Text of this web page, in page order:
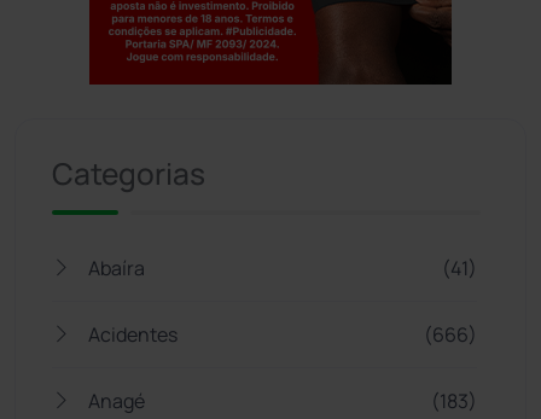
Categorias
Abaíra (41)
Acidentes (666)
Anagé (183)